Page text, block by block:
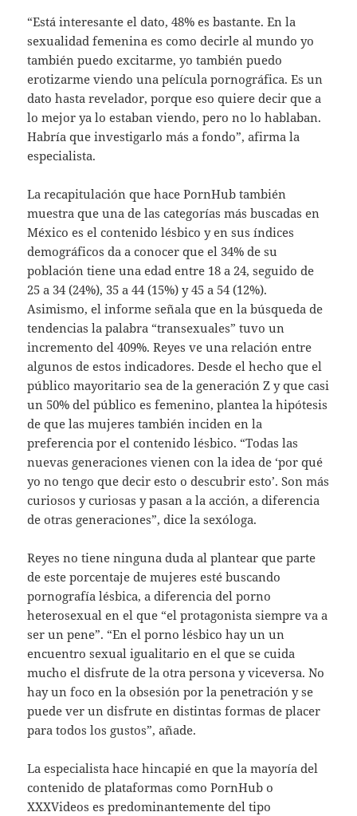
“Está interesante el dato, 48% es bastante. En la
sexualidad femenina es como decirle al mundo yo
también puedo excitarme, yo también puedo
erotizarme viendo una película pornográfica. Es un
dato hasta revelador, porque eso quiere decir que a
lo mejor ya lo estaban viendo, pero no lo hablaban.
Habría que investigarlo más a fondo”, afirma la
especialista.
La recapitulación que hace PornHub también
muestra que una de las categorías más buscadas en
México es el contenido lésbico y en sus índices
demográficos da a conocer que el 34% de su
población tiene una edad entre 18 a 24, seguido de
25 a 34 (24%), 35 a 44 (15%) y 45 a 54 (12%).
Asimismo, el informe señala que en la búsqueda de
tendencias la palabra “transexuales” tuvo un
incremento del 409%. Reyes ve una relación entre
algunos de estos indicadores. Desde el hecho que el
público mayoritario sea de la generación Z y que casi
un 50% del público es femenino, plantea la hipótesis
de que las mujeres también inciden en la
preferencia por el contenido lésbico. “Todas las
nuevas generaciones vienen con la idea de ‘por qué
yo no tengo que decir esto o descubrir esto’. Son más
curiosos y curiosas y pasan a la acción, a diferencia
de otras generaciones”, dice la sexóloga.
Reyes no tiene ninguna duda al plantear que parte
de este porcentaje de mujeres esté buscando
pornografía lésbica, a diferencia del porno
heterosexual en el que “el protagonista siempre va a
ser un pene”. “En el porno lésbico hay un un
encuentro sexual igualitario en el que se cuida
mucho el disfrute de la otra persona y viceversa. No
hay un foco en la obsesión por la penetración y se
puede ver un disfrute en distintas formas de placer
para todos los gustos”, añade.
La especialista hace hincapié en que la mayoría del
contenido de plataformas como PornHub o
XXXVideos es predominantemente del tipo